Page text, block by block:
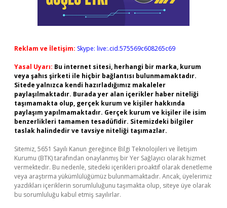
Reklam ve İletişim: Skype: live:.cid.575569c608265c69
Yasal Uyarı: Bu internet sitesi, herhangi bir marka, kurum
veya şahıs şirketi ile hiçbir bağlantısı bulunmamaktadır.
Sitede yalnızca kendi hazırladığımız makaleler
paylaşılmaktadır. Burada yer alan içerikler haber niteliği
taşımamakta olup, gerçek kurum ve kişiler hakkında
paylaşım yapılmamaktadır. Gerçek kurum ve kişiler ile isim
benzerlikleri tamamen tesadüfidir. Sitemizdeki bilgiler
taslak halindedir ve tavsiye niteliği taşımazlar.
Sitemiz, 5651 Sayılı Kanun gereğince Bilgi Teknolojileri ve İletişim
Kurumu (BTK) tarafından onaylanmış bir Yer Sağlayıcı olarak hizmet
vermektedir. Bu nedenle, sitedeki içerikleri proaktif olarak denetleme
veya araştırma yükümlülüğümüz bulunmamaktadır. Ancak, üyelerimiz
yazdıkları içeriklerin sorumluluğunu taşımakta olup, siteye üye olarak
bu sorumluluğu kabul etmiş sayılırlar.